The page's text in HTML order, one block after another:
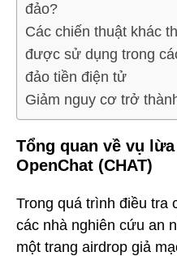
đảo?
Các chiến thuật khác
được sử dụng trong
đảo tiền điện tử
Giảm nguy cơ trở
Tổng quan về vụ
OpenChat (CHAT)
Trong quá trình điều tra
các nhà nghiên cứu an
một trang airdrop giả